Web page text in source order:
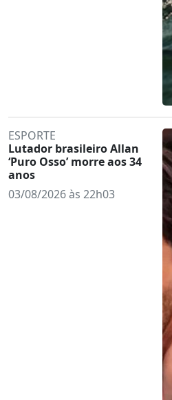
ESPORTE
Lutador brasileiro Allan
‘Puro Osso’ morre aos 34
anos
03/08/2026 às 22h03